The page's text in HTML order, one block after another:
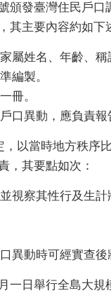
頒發臺灣住民戶
其主要內容約如下
屬姓名、年齡、稱
編製。
冊。
口異動，應負責報
以當時地方秩
，其要點如次：
視察其性行及生計
異動時可經實查後
日舉行全島大